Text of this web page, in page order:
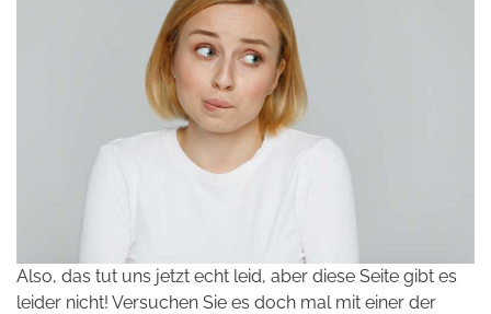
Also, das tut uns jetzt echt leid, aber diese Seite gibt es
leider nicht! Versuchen Sie es doch mal mit einer der